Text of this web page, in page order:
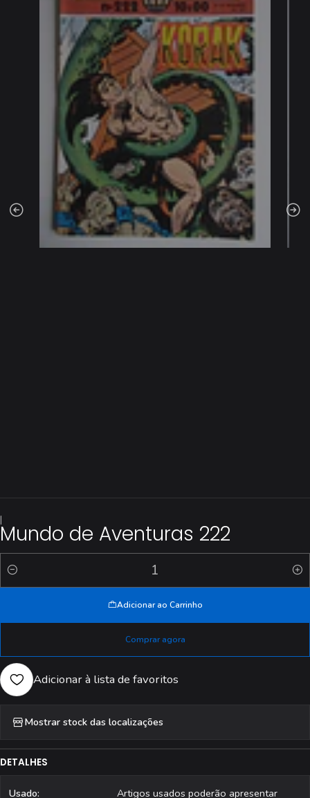
|
Mundo de Aventuras 222
Quantidade
Adicionar ao Carrinho
Comprar agora
Adicionar à lista de favoritos
Mostrar stock das localizações
DETALHES
Usado:
Artigos usados poderão apresentar